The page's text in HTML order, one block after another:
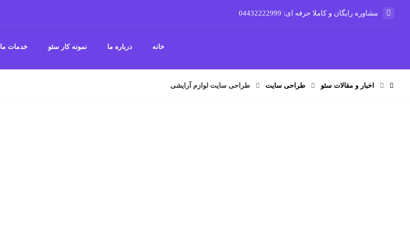
مشاوره رایگان و کاملا حرفه ای: 04432222999
خانه درباره ما نمونه کار سئو خدمات ما
اخبار و مقالات سئو طراحی سایت طراحی سایت لوازم آرایشی